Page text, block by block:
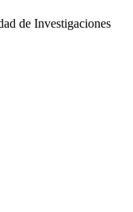
de Investigaciones